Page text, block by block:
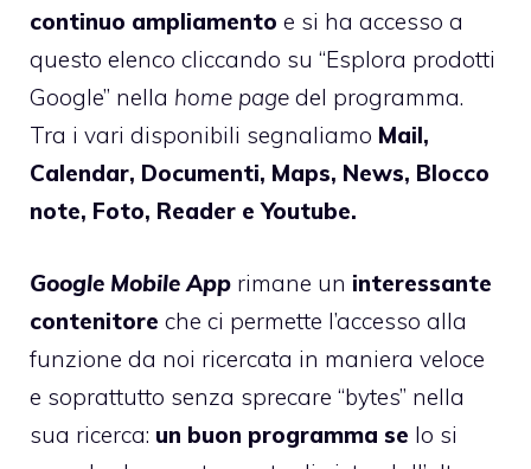
continuo ampliamento e si ha accesso a
questo elenco cliccando su “Esplora prodotti
Google” nella home page del programma.
Tra i vari disponibili segnaliamo Mail,
Calendar, Documenti, Maps, News, Blocco
note, Foto, Reader e Youtube.
Google Mobile App rimane un interessante
contenitore che ci permette l’accesso alla
funzione da noi ricercata in maniera veloce
e soprattutto senza sprecare “bytes” nella
sua ricerca: un buon programma se lo si